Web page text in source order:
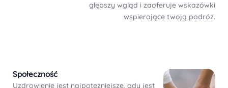
głębszy wgląd i zaoferuje wskazówki
wspierające twoją podróż.
Społeczność
Uzdrowienie jest najpotężniejsze, gdy jest